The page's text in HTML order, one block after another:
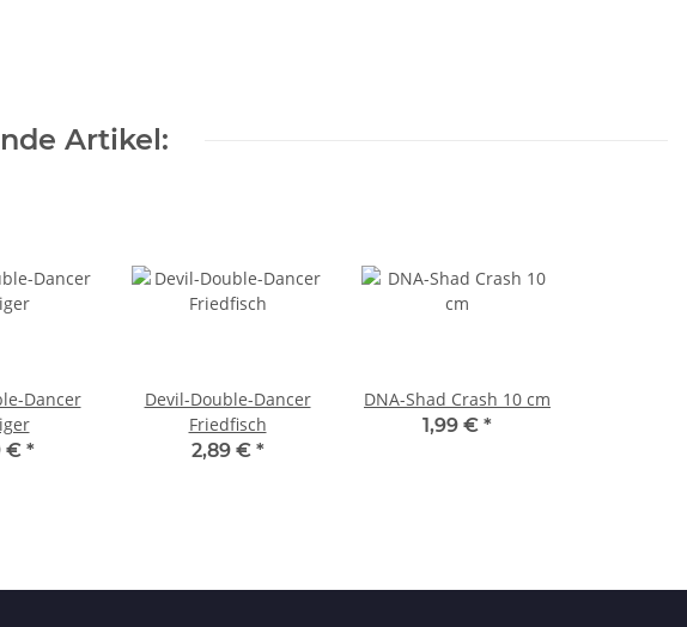
Artikel:
Dancer
€ *
Devil-Double-Dancer
Friedfisch
2,89 € *
DNA-Shad Crash 10 cm
1,99 € *